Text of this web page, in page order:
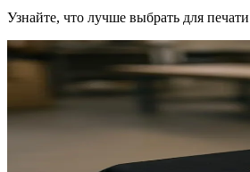
Узнайте, что лучше выбрать для